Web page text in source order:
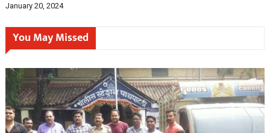
January 20, 2024
You May Missed